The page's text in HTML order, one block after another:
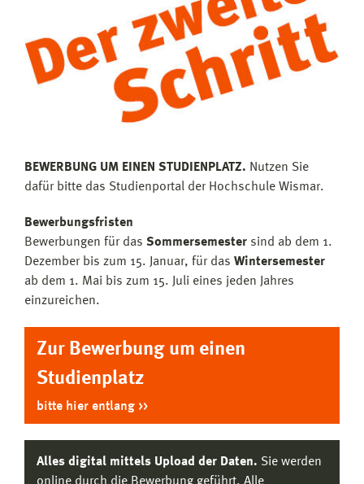
BEWERBUNG UM EINEN STUDIENPLATZ. Nutzen Sie
dafür bitte das Studienportal der Hochschule Wismar.
Bewerbungsfristen
Bewerbungen für das Sommersemester sind ab dem 1.
Dezember bis zum 15. Januar, für das Wintersemester
ab dem 1. Mai bis zum 15. Juli eines jeden Jahres
einzureichen.
Zur Bewerbung um einen
Studienplatz
bitte hier entlang
Alles digital mittels Upload der Daten. Sie werden